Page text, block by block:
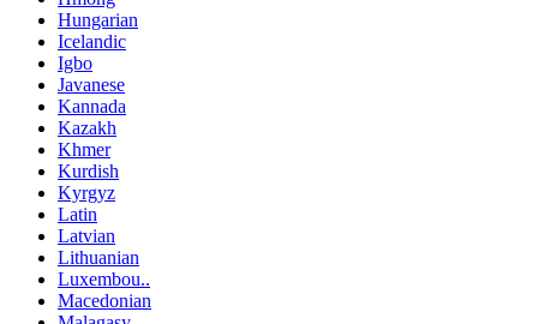
Hungarian
Icelandic
Igbo
Javanese
Kannada
Kazakh
Khmer
Kurdish
Kyrgyz
Latin
Latvian
Lithuanian
Luxembou..
Macedonian